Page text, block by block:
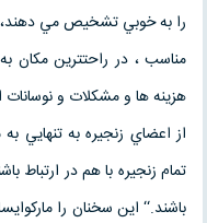
را به خوبي تشخيص مي
مناسب ، در راحتترين مكان
از اعضاي زنجيره به تنهايي
تمام زنجيره با هم در ارتباط
باشند.‘‘ اين سخنان را